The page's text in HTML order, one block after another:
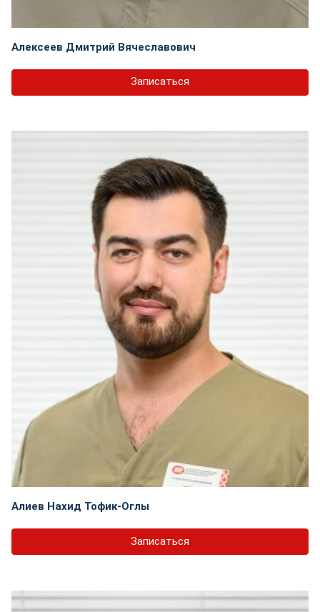
Алексеев Дмитрий Вячеславович
Записаться
Алиев Нахид Тофик-Оглы
Записаться